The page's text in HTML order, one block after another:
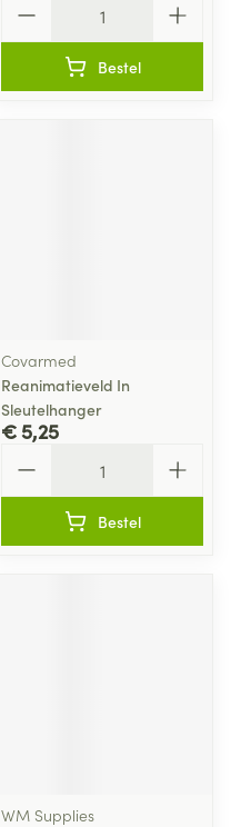
Bestel
Covarmed
Reanimatieveld In
Sleutelhanger
€ 5,25
Bestel
WM Supplies